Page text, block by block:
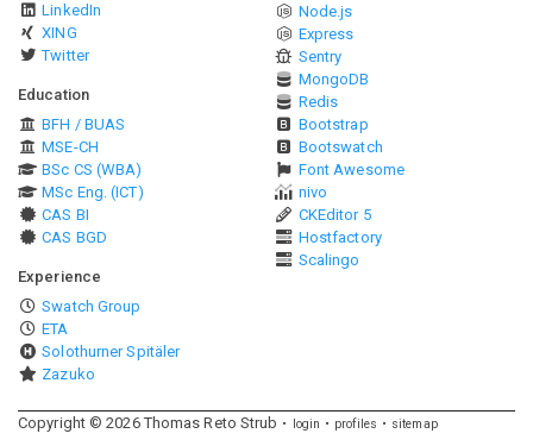
LinkedIn
XING
Twitter
Education
BFH / BUAS
MSE-CH
BSc CS (WBA)
MSc Eng. (ICT)
CAS BI
CAS BGD
Experience
Swatch Group
ETA
Solothurner Spitäler
Zazuko
Node.js
Express
Sentry
MongoDB
Redis
Bootstrap
Bootswatch
Font Awesome
nivo
CKEditor 5
Hostfactory
Scalingo
Copyright ©2026Thomas Reto Strub login profiles sitemap